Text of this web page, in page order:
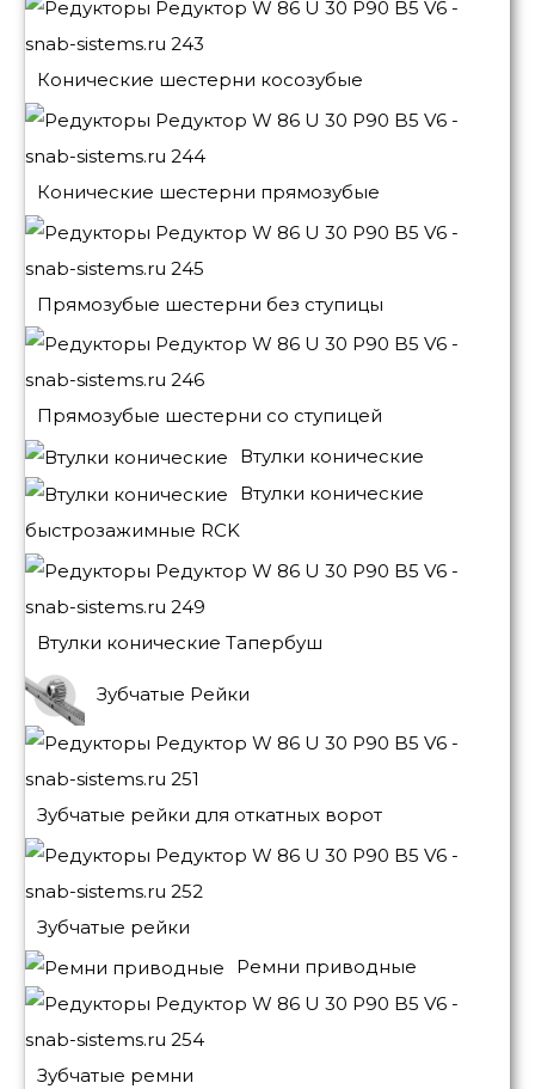
Конические шестерни косозубые
Конические шестерни прямозубые
Прямозубые шестерни без ступицы
Прямозубые шестерни со ступицей
Втулки конические
Втулки конические
быстрозажимные RCK
Втулки конические Тапербуш
Зубчатые Рейки
Зубчатые рейки для откатных ворот
Зубчатые рейки
Ремни приводные
Зубчатые ремни